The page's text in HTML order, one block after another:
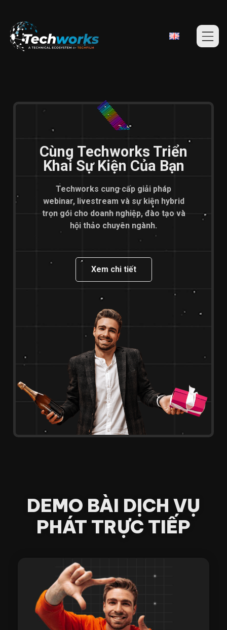
Cùng Techworks Triển
Khai Sự Kiện Của Bạn
Techworks cung cấp giải pháp
webinar, livestream và sự kiện hybrid
trọn gói cho doanh nghiệp, đào tạo và
hội thảo chuyên ngành.
Xem chi tiết
DEMO BÀI DỊCH VỤ
PHÁT TRỰC TIẾP